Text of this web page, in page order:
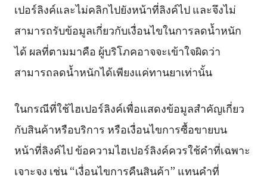
เปอร์ลิงค์และไม่คลิกไปยังหน้าที่ลิงค์ไป และจึงไม่
สามารถรับข้อมูลเกี่ยวกับเงื่อนไขในการลดน้ำหนัก
ได้ ผลที่ตามมาคือ ผู้บริโภคอาจจะเข้าใจผิดว่า
สามารถลดน้ำหนักได้เพียงแค่ทานยาเท่านั้น
ในกรณีที่ใช้ไฮเปอร์ลิงค์เพื่อแสดงข้อมูลสำคัญเกี่ยว
กับสินค้าหรือบริการ หรือเงื่อนไขการซื้อขายบน
หน้าที่ลิงค์ไป ข้อความไฮเปอร์ลิงค์ควรใช้คำที่เฉพาะ
เจาะจง เช่น “เงื่อนไขการคืนสินค้า” แทนคำที่